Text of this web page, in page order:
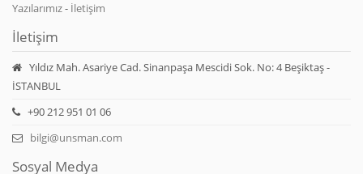
Yazılarımız- İletişim
İletişim
Yıldız Mah. Asariye Cad. Sinanpaşa Mescidi Sok. No: 4 Beşiktaş -
İSTANBUL
+90 212 951 01 06
bilgi@unsman.com
Sosyal Medya